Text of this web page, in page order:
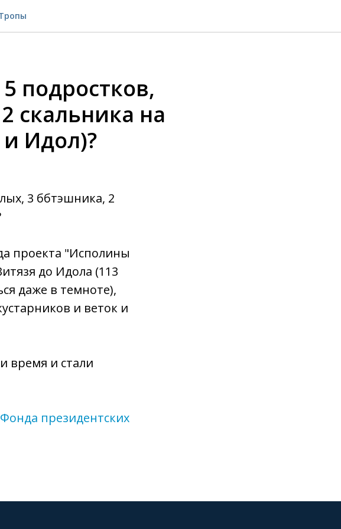
подростков,
скальника на
Идол)?
3 ббтэшника, 2
проекта "Исполины
до Идола (113
даже в темноте),
и веток и
время и стали
Фонда президентских